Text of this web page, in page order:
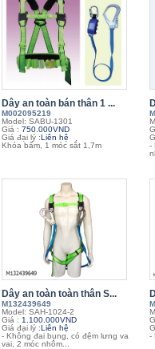
Dây an toàn bán thân 1 ...
M002095219
Model: SABU-1301
Giá : 750.000VND
Giá đại lý :Liên hệ
Khóa bấm, 1 móc sắt 1,7m
-
Dây an toàn toàn thân S...
M132439649
Model: SAH-1024-2
Giá : 1.100.000VND
Giá đại lý :Liên hệ
- Không đai bụng, có đệm lưng va
vai, 2 móc nhôm...
-